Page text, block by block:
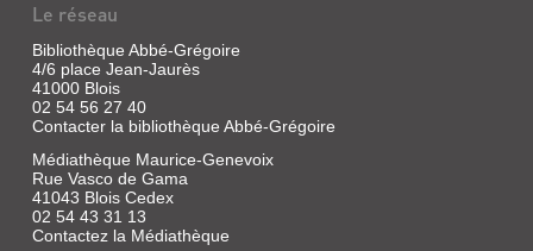
ouvrier,
de
l'insertion
des
jeunes
dans
le
système
scolaire
et
le
difficile
travail
un
parisien,
est
envoyé
en
mission
la
région
d'Arras,
avec
son
Le réseau
Bibliothèque Abbé-Grégoire
4/6 place Jean-Jaurès
41000 Blois
02 54 56 27 40
Contacter la bibliothèque Abbé-Grégoire
Médiathèque Maurice-Genevoix
Rue Vasco de Gama
41043 Blois Cedex
02 54 43 31 13
Contactez la Médiathèque